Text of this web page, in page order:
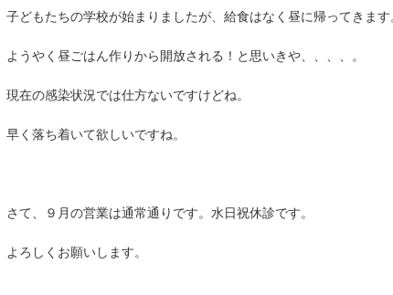
子どもたちの学校が始まりましたが、給食はなく昼に帰ってきます
ようやく昼ごはん作りから開放される！と思いきや、、、、。
現在の感染状況では仕方ないですけどね。
早く落ち着いて欲しいですね。
さて、９月の営業は通常通りです。水日祝休診です。
よろしくお願いします。